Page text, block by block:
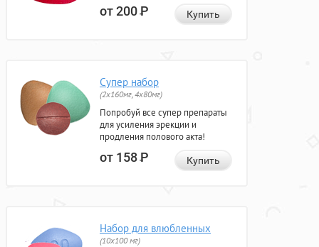
от 200Р Купить
Супер набор
(2х160мг, 4х80мг)
Попробуй все супер препараты
для усиления эрекции и
продления полового акта!
от 158Р Купить
Набор для влюбленных
(10х100 мг)